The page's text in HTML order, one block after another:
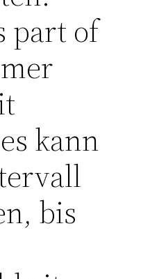
part of
kann
bis